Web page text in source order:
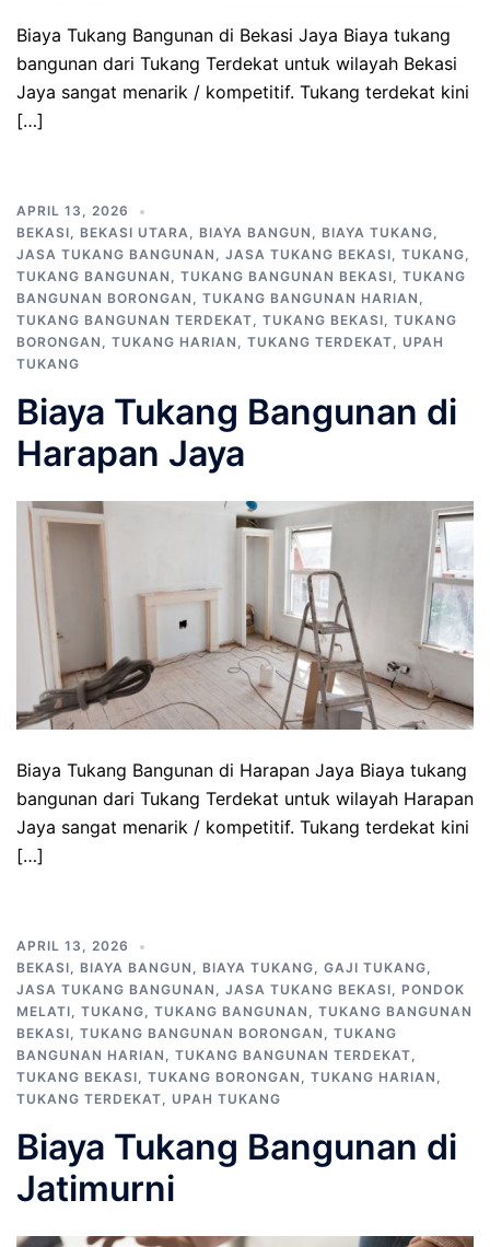
Biaya Tukang Bangunan di Bekasi Jaya Biaya tukang
bangunan dari Tukang Terdekat untuk wilayah Bekasi
Jaya sangat menarik / kompetitif. Tukang terdekat kini
[…]
APRIL 13, 2026
BEKASI, BEKASI UTARA, BIAYA BANGUN , BIAYA TUKANG,
JASA TUKANG BANGUNAN , JASA TUKANG BEKASI, TUKANG,
TUKANG BANGUNAN , TUKANG BANGUNAN BEKASI, TUKANG
BANGUNAN BORONGAN , TUKANG BANGUNAN HARIAN ,
TUKANG BANGUNAN TERDEKAT, TUKANG BEKASI, TUKANG
BORONGAN , TUKANG HARIAN , TUKANG TERDEKAT, UPAH
TUKANG
Biaya Tukang Bangunan di
Harapan Jaya
Biaya Tukang Bangunan di Harapan Jaya Biaya tukang
bangunan dari Tukang Terdekat untuk wilayah Harapan
Jaya sangat menarik / kompetitif. Tukang terdekat kini
[…]
APRIL 13, 2026
BEKASI, BIAYA BANGUN , BIAYA TUKANG, GAJI TUKANG,
JASA TUKANG BANGUNAN , JASA TUKANG BEKASI, PONDOK
MELATI, TUKANG, TUKANG BANGUNAN , TUKANG BANGUNAN
BEKASI, TUKANG BANGUNAN BORONGAN , TUKANG
BANGUNAN HARIAN , TUKANG BANGUNAN TERDEKAT,
TUKANG BEKASI, TUKANG BORONGAN , TUKANG HARIAN ,
TUKANG TERDEKAT, UPAH TUKANG
Biaya Tukang Bangunan di
Jatimurni